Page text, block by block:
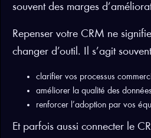
souvent des marges
Repenser votre CRM ne
changer d’outil. Il s’agit
clarifier vos processus
améliorer la qualité des données
renforcer l’adoption par vos
Et parfois aussi connecter le